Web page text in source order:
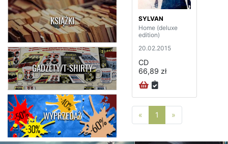
KSIĄŻKI
GADŻETY/T-SHIRTY
WYPRZEDAŻ
SYLVAN
Home (deluxe
edition)
20.02.2015
CD
66,89 zł
« Poprzednia strona
1 »